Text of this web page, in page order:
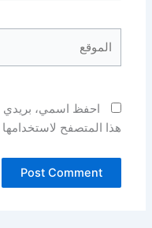
احفظ اسمي، بريدي
هذا المتصفح